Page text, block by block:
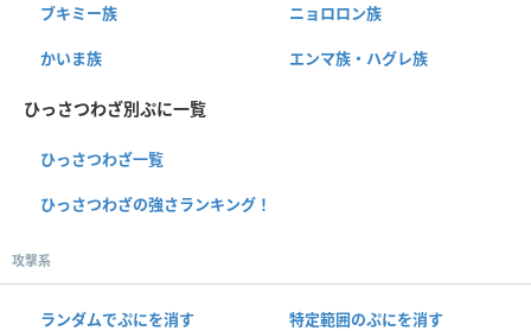
ブキミー族 ニョロロン族
かいま族 エンマ族・ハグレ族
ひっさつわざ別ぷに一覧
ひっさつわざ一覧
ひっさつわざの強さランキング！
攻撃系
ランダムでぷにを消す 特定範囲のぷにを消す